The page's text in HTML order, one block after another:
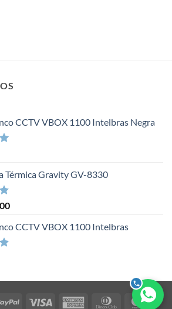
CCTV VBOX 1100 Intelbras Negra
Térmica Gravity GV-8330
CCTV VBOX 1100 Intelbras
PayPal Visa American Dinners